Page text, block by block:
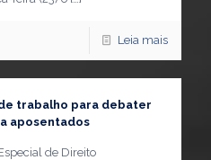
Leia mais
trabalho para debater
aposentados
de Direito